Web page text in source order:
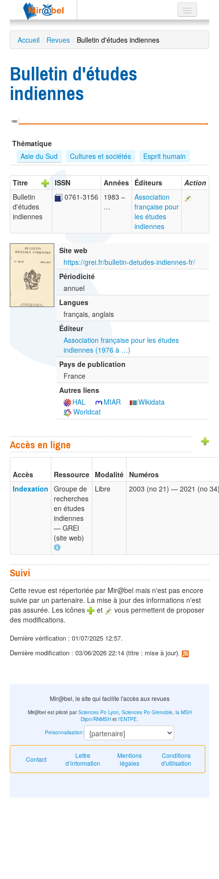
Le réseau
Soutien
Listes
Recherche
EN
ES
?
Accueil / Revues / Bulletin d'études indiennes
Bulletin d'études
indiennes
1983
Thématique
Asie du Sud
Cultures et sociétés Esprit humain
Titre ISSN Années Éditeurs
Action
Bulletin
d'études
indiennes
0761-3156
1983 –
…
Association
française pour
les études
indiennes
Site web
https://grei.fr/bulletin-detudes-indiennes-fr/
Périodicité
annuel
Langues
français, anglais
Éditeur
Association française pour les études
indiennes (1976 à …)
Pays de publication
France
Autres liens
HAL
MIAR
Wikidata
Worldcat
Accès en ligne
Accès Ressource Modalité Numéros
Indexation Groupe de
recherches
en études
indiennes
— GREI
(site web)
Libre 2003 (no 21) — 2021 (no
Suivi
Cette revue est répertoriée par Mir@bel mais n'est pas encore
suivie par un partenaire. La mise à jour des informations n'est
pas assurée. Les icônes
et
vous permettent de proposer
des modifications.
Dernière vérification : 01/07/2025 12:57.
Dernière modification : 03/06/2026 22:14 (titre : mise à jour).
Mir@bel, le site qui facilite l'accès aux revues
Contact
Lettre
d’information
Mentions
légales
Conditions
d'utilisation
Mir@bel est piloté parSciences Po Lyon, Sciences Po Grenoble, la MSH
Dijon/RNMSH et l'ENTPE.
Personnalisation: